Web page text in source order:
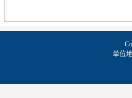
单位